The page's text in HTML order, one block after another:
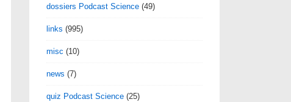
dossiers Podcast Science (49)
links (995)
misc (10)
news (7)
quiz Podcast Science (25)